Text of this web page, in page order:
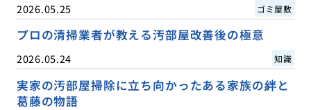
2026.05.25 ゴミ屋敷
プロの清掃業者が教える汚部屋改善後の極意
2026.05.24 知識
実家の汚部屋掃除に立ち向かったある家族の絆と
葛藤の物語